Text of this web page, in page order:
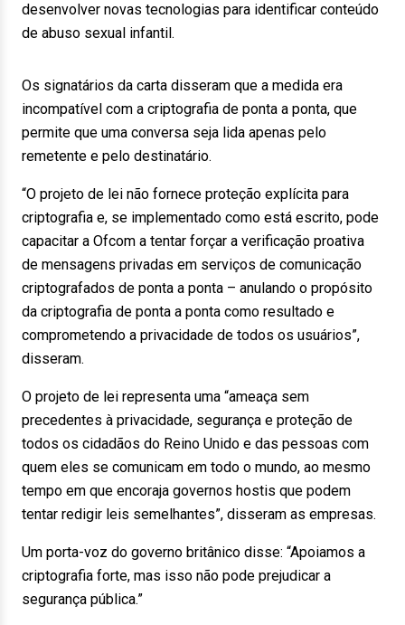
desenvolver novas tecnologias para identificar conteúdo
de abuso sexual infantil.
Os signatários da carta disseram que a medida era
incompatível com a criptografia de ponta a ponta, que
permite que uma conversa seja lida apenas pelo
remetente e pelo destinatário.
“O projeto de lei não fornece proteção explícita para
criptografia e, se implementado como está escrito, pode
capacitar a Ofcom a tentar forçar a verificação proativa
de mensagens privadas em serviços de comunicação
criptografados de ponta a ponta – anulando o propósito
da criptografia de ponta a ponta como resultado e
comprometendo a privacidade de todos os usuários”,
disseram.
O projeto de lei representa uma “ameaça sem
precedentes à privacidade, segurança e proteção de
todos os cidadãos do Reino Unido e das pessoas com
quem eles se comunicam em todo o mundo, ao mesmo
tempo em que encoraja governos hostis que podem
tentar redigir leis semelhantes”, disseram as empresas.
Um porta-voz do governo britânico disse: “Apoiamos a
criptografia forte, mas isso não pode prejudicar a
segurança pública.”